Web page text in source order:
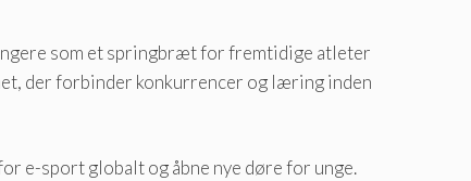
som et springbræt for fremtidige atleter
der forbinder konkurrencer og læring inden
e-sport globalt og åbne nye døre for unge.